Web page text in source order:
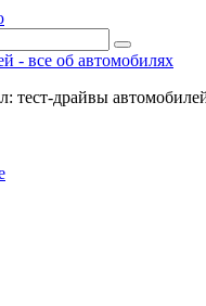
- все об автомобилях
тест-драйвы